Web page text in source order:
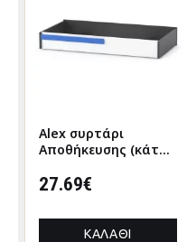
Alex συρτάρι
Αποθήκευσης (κάτω
120x63εκ Λευκό-
27.69€
ΚΑΛΆΘΙ